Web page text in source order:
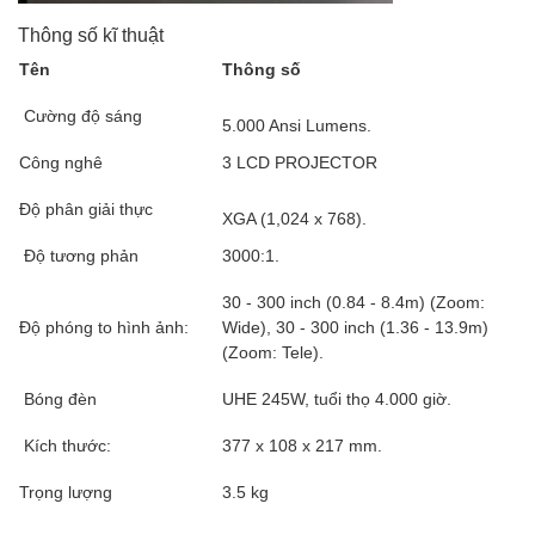
Thông số kĩ thuật
Tên Thông số
Cường độ sáng
5.000 Ansi Lumens.
Công nghê
3 LCD PROJECTOR
Độ phân giải thực
XGA (1,024 x 768).
Độ tương phản
3000:1.
Độ phóng to hình ảnh:
30 - 300 inch (0.84 - 8.4m) (Zoom:
Wide), 30 - 300 inch (1.36 - 13.9m)
(Zoom: Tele).
Bóng đèn UHE 245W, tuổi thọ 4.000 giờ.
Kích thước: 377 x 108 x 217 mm.
Trọng lượng 3.5 kg